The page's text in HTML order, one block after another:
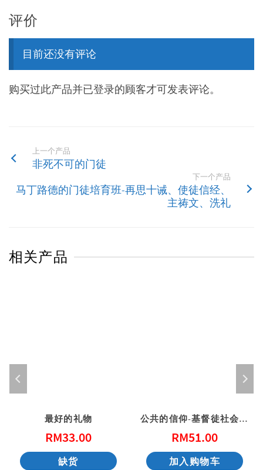
评价
目前还没有评论
购买过此产品并已登录的顾客才可发表评论。
上一个产品
非死不可的门徒
下一个产品
马丁路德的门徒培育班-再思十诫、使徒信经、
主祷文、洗礼
相关产品
最好的礼物
RM33.00
缺货
公共的信仰-基督徒社会参与的第一课
RM51.00
加入购物车